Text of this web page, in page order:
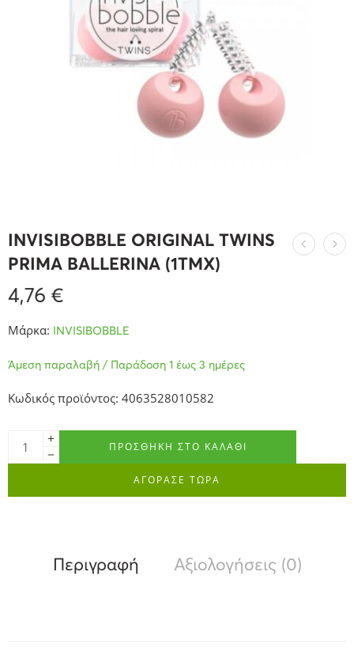
INVISIBOBBLE ORIGINAL TWINS
PRIMA BALLERINA (1ΤΜΧ)
4,76 €
Μάρκα: INVISIBOBBLE
Άμεση παραλαβή / Παράδοση 1 έως 3 ημέρες
Κωδικός προϊόντος: 4063528010582
ΠΡΟΣΘΉΚΗ ΣΤΟ ΚΑΛΆΘΙ
ΑΓΟΡΑΣΕ ΤΩΡΑ
Περιγραφή Αξιολογήσεις (0)